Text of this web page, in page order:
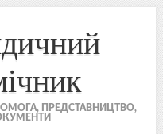
ПРЕДСТАВНИЦТВО,